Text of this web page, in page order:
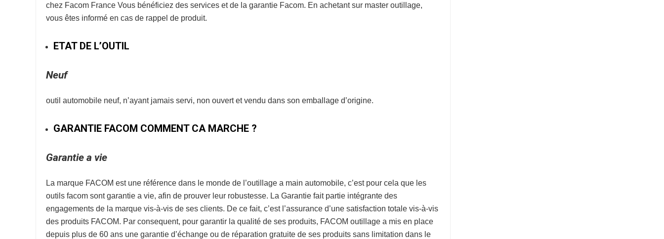
chez Facom France Vous bénéficiez des services et de la garantie Facom. En achetant sur master outillage,
vous êtes informé en cas de rappel de produit.
ETAT DE L’OUTIL
Neuf
outil automobile neuf, n’ayant jamais servi, non ouvert et vendu dans son emballage d’origine.
GARANTIE FACOM COMMENT CA MARCHE ?
Garantie a vie
La marque FACOM est une référence dans le monde de l’outillage a main automobile, c’est pour cela que les
outils facom sont garantie a vie, afin de prouver leur robustesse. La Garantie fait partie intégrante des
engagements de la marque vis-à-vis de ses clients. De ce fait, c’est l’assurance d’une satisfaction totale vis-à-vis
des produits FACOM. Par consequent, pour garantir la qualité de ses produits, FACOM outillage a mis en place
depuis plus de 60 ans une garantie d’échange ou de réparation gratuite de ses produits sans limitation dans le